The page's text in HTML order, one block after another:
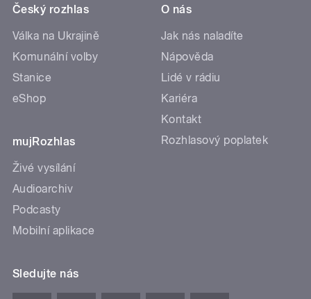
Český rozhlas
Válka na Ukrajině
Komunální volby
Stanice
eShop
mujRozhlas
Živé vysílání
Audioarchiv
Podcasty
Mobilní aplikace
O nás
Jak nás naladíte
Nápověda
Lidé v rádiu
Kariéra
Kontakt
Rozhlasový poplatek
Sledujte nás